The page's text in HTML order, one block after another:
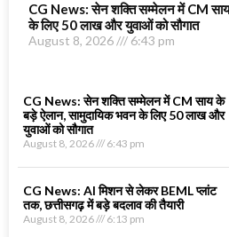
CG News: सेन शक्ति सम्मेलन में CM
के लिए 50 लाख और युवाओं को सौगात
August 8, 2026 6:43 pm
CG News: सेन शक्ति सम्मेलन में CM साय के
बड़े ऐलान, सामुदायिक भवन के लिए 50 लाख और
युवाओं को सौगात
August 8, 2026 6:43 pm
CG News: AI मिशन से लेकर BEML प्लांट
तक, छत्तीसगढ़ में बड़े बदलाव की तैयारी
August 8, 2026 6:13 pm